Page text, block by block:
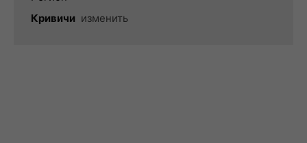
Кривичи изменить